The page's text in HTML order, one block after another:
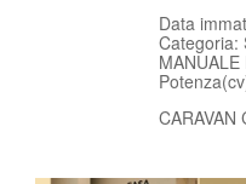
Data
Categoria:
CARAVAN